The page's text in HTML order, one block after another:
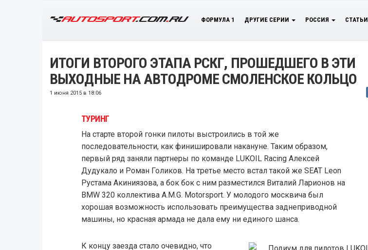
ФОРМУЛА 1 ДРУГИЕ СЕРИИ РОССИЯ СТАТЬИ
ИТОГИ ВТОРОГО ЭТАПА РСКГ, ПРОШЕДШЕГО В ЭТИ
ВЫХОДНЫЕ НА АВТОДРОМЕ СМОЛЕНСКОЕ КОЛЬЦО
1 июня 2015 в 18:06
ТУРИНГ
На старте второй гонки пилоты выстроились в той же
последовательности, как финишировали накануне. Таким образом,
первый ряд заняли партнеры по команде LUKOIL Racing Алексей
Дудукало и Роман Голиков. На третье место встал такой же SEAT Leon
Рустама Акиниязова, а бок бок с ним разместился Виталий Ларионов на
BMW 320 коллектива A.M.G. Motorsport. У молодого москвича был
хорошая возможность использовать преимущества заднеприводной
машины, но красная армада не дала ему ни единого шанса.
К концу заезда стало очевидно, что